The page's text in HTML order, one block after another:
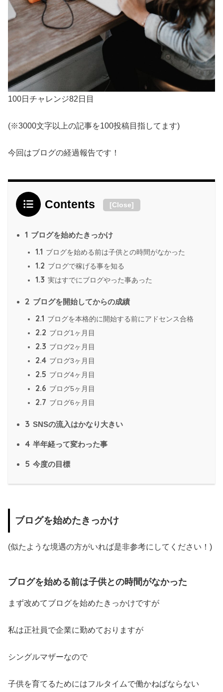
100日チャレンジ82日目
(※3000文字以上の記事を100投稿目指してます)
今回はブログの経過報告です！
Contents [Close]
1 ブログを始めたきっかけ
1.1 ブログを始める前は子供との時間がなかった
1.2 ブログで稼げる事を知る
1.3 実はすでにブログやった事あった
2 ブログを開始してからの成績
2.1 ブログを本格的に開始する前にアドセンス合格
2.2 ブログ1ヶ月目
2.3 ブログ2ヶ月目
2.4 ブログ3ヶ月目
2.5 ブログ4ヶ月目
2.6 ブログ5ヶ月目
2.7 ブログ6ヶ月目
3 SNSの流入はかなり大きい
4 半年経って変わった事
5 今度の目標
ブログを始めたきっかけ
(似たような境遇の方がいれば是非参考にしてください！)
ブログを始める前は子供との時間がなかった
まず改めてブログを始めたきっかけですが
私は正社員で企業に勤めておりますが
シングルマザーなので
子供を育てるためにはフルタイムで働かねばならない